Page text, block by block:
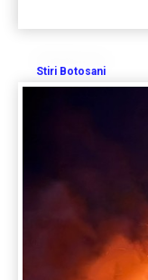
Stiri Botosani